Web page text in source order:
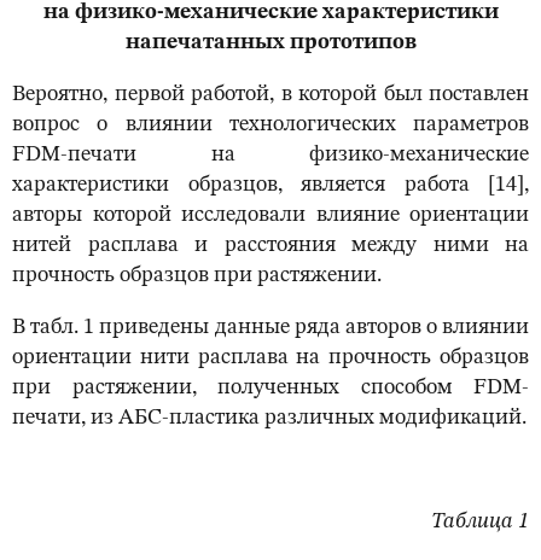
на физико-механические характеристики
напечатанных прототипов
Вероятно, первой работой, в которой был поставлен
вопрос о влиянии технологических параметров
FDM-печати на физико-механические
характеристики образцов, является работа [14],
авторы которой исследовали влияние ориентации
нитей расплава и расстояния между ними на
прочность образцов при растяжении.
В табл. 1 приведены данные ряда авторов о влиянии
ориентации нити расплава на прочность образцов
при растяжении, полученных способом FDM-
печати, из АБС-пластика различных модификаций.
Таблица 1